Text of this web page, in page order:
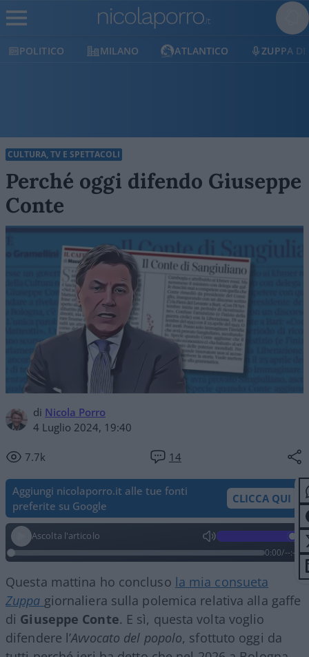
MILANO ATLANTICO ZUPPA DI
CULTURA, TV E SPETTACOLI
Perché oggi difendo Giuseppe
Conte
di Nicola Porro
4 Luglio 2024, 19:40
7.7k 14
Aggiungi nicolaporro.it alle tue fonti
preferite su Google
CLICCA QUI
Ascolta l'articolo
0:00/--:--
Questa mattina ho concluso la mia consueta
Zuppa giornaliera sulla polemica relativa alla gaffe
di Giuseppe Conte. E sì, questa volta voglio
difendere l’Avvocato del popolo, sfottuto oggi da